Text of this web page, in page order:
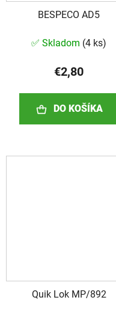
BESPECO AD5
✅ Skladom (4 ks)
€2,80
DO KOŠÍKA
Quik Lok MP/892